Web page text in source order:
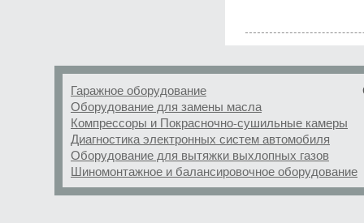
Гаражное оборудование
Оборудование для замены масла
Компрессоры и Покрасночно-сушильные камеры
Диагностика электронных систем автомобиля
Оборудование для вытяжки выхлопных газов
Шиномонтажное и балансировочное оборудование